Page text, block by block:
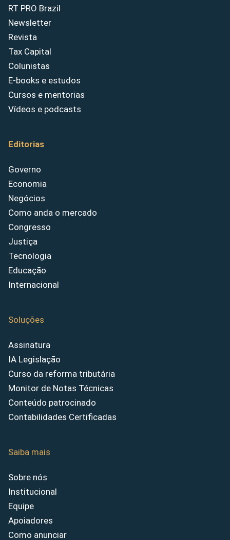
RT PRO Brazil
Newsletter
Revista
Tax Capital
Colunistas
E-books e estudos
Cursos e mentorias
Vídeos e podcasts
Editorias
Governo
Economia
Negócios
Como anda o mercado
Congresso
Justiça
Tecnologia
Educação
Internacional
Soluções
Assinatura
IA Legislação
Curso da reforma tributária
Monitor de Notas Técnicas
Conteúdo patrocinado
Contabilidades Certificadas
Saiba mais
Sobre nós
Institucional
Equipe
Apoiadores
Como anunciar